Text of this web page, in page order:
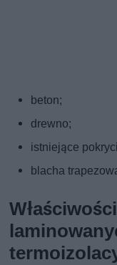
beton;
drewno;
istniejące
blacha